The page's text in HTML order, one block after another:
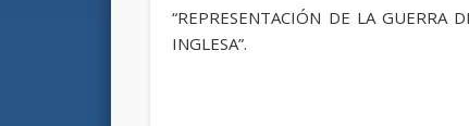
“REPRESENTACIÓN DE LA GUERRA
INGLESA”.